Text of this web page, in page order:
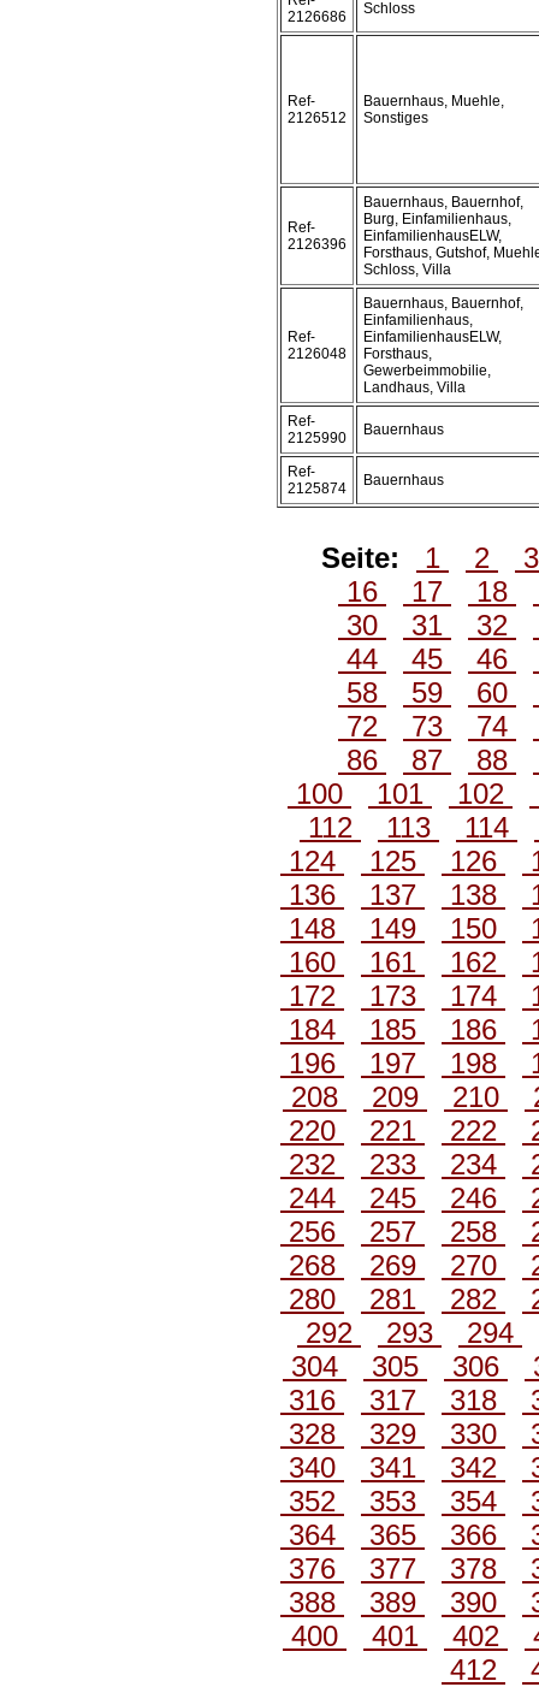
2126686
Schloss
Ref-
2126512
Bauernhaus, Muehle,
Sonstiges
Ref-
2126396
Bauernhaus, Bauernhof,
Burg, Einfamilienhaus,
EinfamilienhausELW,
Forsthaus, Gutshof,
Schloss, Villa
Ref-
2126048
Bauernhaus, Bauernhof,
Einfamilienhaus,
EinfamilienhausELW,
Forsthaus,
Gewerbeimmobilie,
Landhaus, Villa
Ref-
2125990
Bauernhaus
Ref-
2125874
Bauernhaus
Seite: 1 2
16
17 18
30
31 32
44
45 46
58
59 60
72
73 74
86
87 88
100
101 102
112
113 114
124
125 126
136
137 138
148
149 150
160
161 162
172
173 174
184
185 186
196
197 198
208
209 210
220
221 222
232
233 234
244
245 246
256
257 258
268
269 270
280
281 282
292
293
294
304
305 306
316
317 318
328
329 330
340
341 342
352
353 354
364
365 366
376
377 378
388
389 390
400
401 402
412